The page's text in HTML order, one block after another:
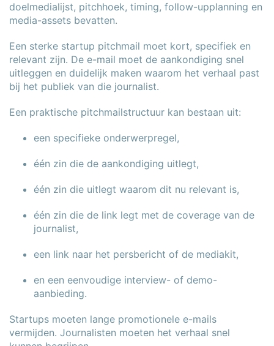
doelmedialijst, pitchhoek, timing, follow-upplanning en
media-assets bevatten.
Een sterke startup pitchmail moet kort, specifiek en
relevant zijn. De e-mail moet de aankondiging snel
uitleggen en duidelijk maken waarom het verhaal past
bij het publiek van die journalist.
Een praktische pitchmailstructuur kan bestaan uit:
een specifieke onderwerpregel,
één zin die de aankondiging uitlegt,
één zin die uitlegt waarom dit nu relevant is,
één zin die de link legt met de coverage van de
journalist,
een link naar het persbericht of de mediakit,
en een eenvoudige interview- of demo-
aanbieding.
Startups moeten lange promotionele e-mails
vermijden. Journalisten moeten het verhaal snel